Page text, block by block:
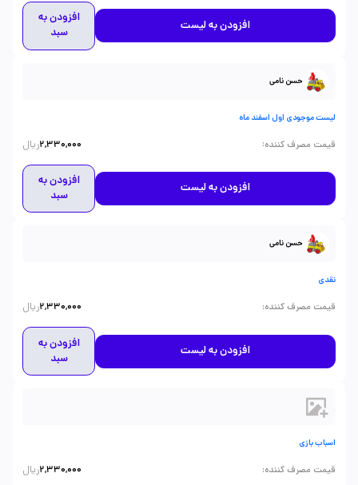
افزودن به لیست
افزودن به
سبد
حسن نامی
لیست موجودی اول اسفند ماه
قیمت مصرف کننده:
2,330,000ریال
افزودن به لیست
افزودن به
سبد
حسن نامی
نقدی
قیمت مصرف کننده:
2,330,000ریال
افزودن به لیست
افزودن به
سبد
اسباب بازی
قیمت مصرف کننده:
2,330,000ریال